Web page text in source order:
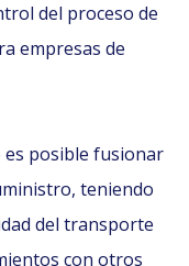
del proceso de
empresas de
posible fusionar
teniendo
del transporte
con otros